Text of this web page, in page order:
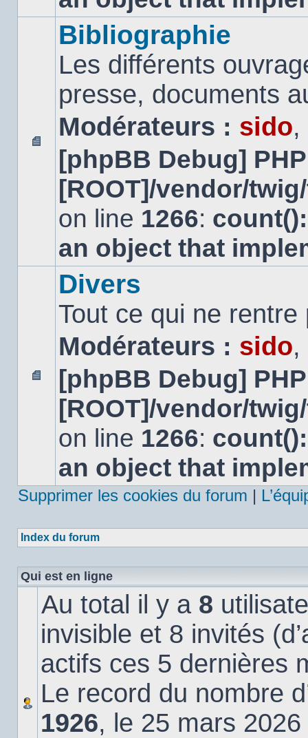
Aucun
message
non
Bibliographie
Les différents
presse, documents
Modérateurs : sido,
[phpBB Debug]
[ROOT]/vendor/
on line 1266:
an object that
Aucun
message
non
Divers
Tout ce qui ne
Modérateurs : sido,
[phpBB Debug]
[ROOT]/vendor/
on line 1266:
an object that
Supprimer les cookies du forum |
Index du forum
Qui est en ligne
Au total il y a 8
invisible et 8 invités
actifs ces 5 dernières
Le record du nombre
1926, le 25 mars 2026